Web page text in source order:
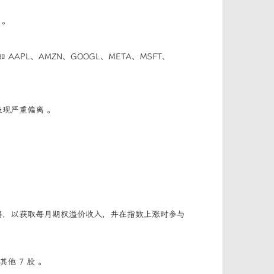
、AMZN、GOOGL、META、MSFT、
严重偏离 。
以获取每月期权溢价收入，并在指数上涨时参与
他 7 股 。